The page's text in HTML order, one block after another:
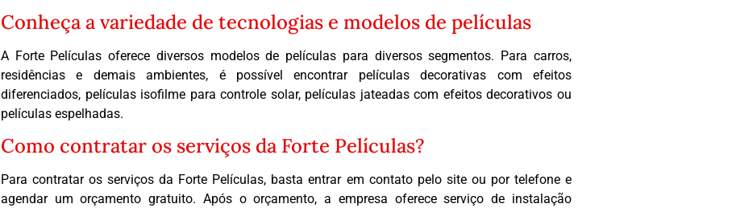
Conheça a variedade de tecnologias e modelos de películas
A Forte Películas oferece diversos modelos de películas para diversos segmentos. Para carros,
residências e demais ambientes, é possível encontrar películas decorativas com efeitos
diferenciados, películas isofilme para controle solar, películas jateadas com efeitos decorativos ou
películas espelhadas.
Como contratar os serviços da Forte Películas?
Para contratar os serviços da Forte Películas, basta entrar em contato pelo site ou por telefone e
agendar um orçamento gratuito. Após o orçamento, a empresa oferece serviço de instalação